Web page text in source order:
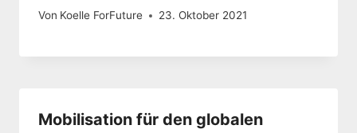
Von Koelle ForFuture 23. Oktober 2021
Mobilisation für den globalen